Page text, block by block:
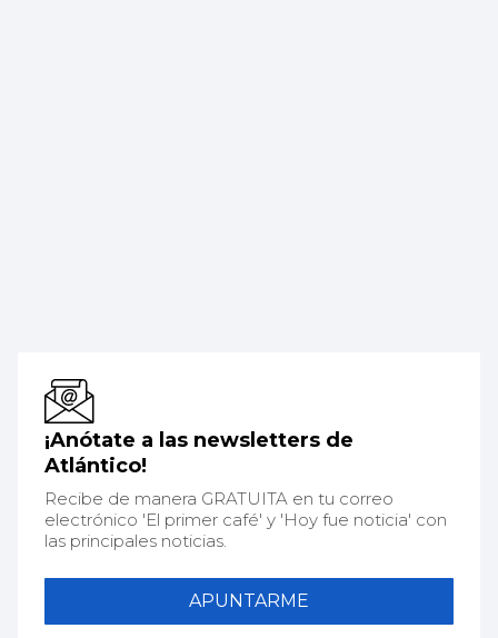
¡Anótate a las newsletters de
Atlántico!
Recibe de manera GRATUITA en tu correo
electrónico 'El primer café' y 'Hoy fue noticia' con
las principales noticias.
APUNTARME